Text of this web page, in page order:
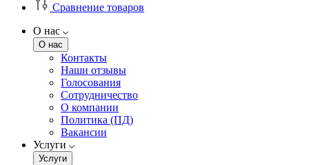
Сравнение товаров
О нас
О нас
Контакты
Наши отзывы
Голосования
Сотрудничество
О компании
Политика (ПД)
Вакансии
Услуги
Услуги